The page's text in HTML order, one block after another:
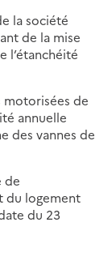
la société
de la mise
l’étanchéité
motorisées de
annuelle
des vannes de
de
du logement
du 23